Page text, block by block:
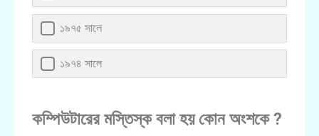
১৯৭৫ সালে
১৯৭৪ সালে
কম্পিউটারের মস্তিস্ক বলা হয় কোন অংশকে ?